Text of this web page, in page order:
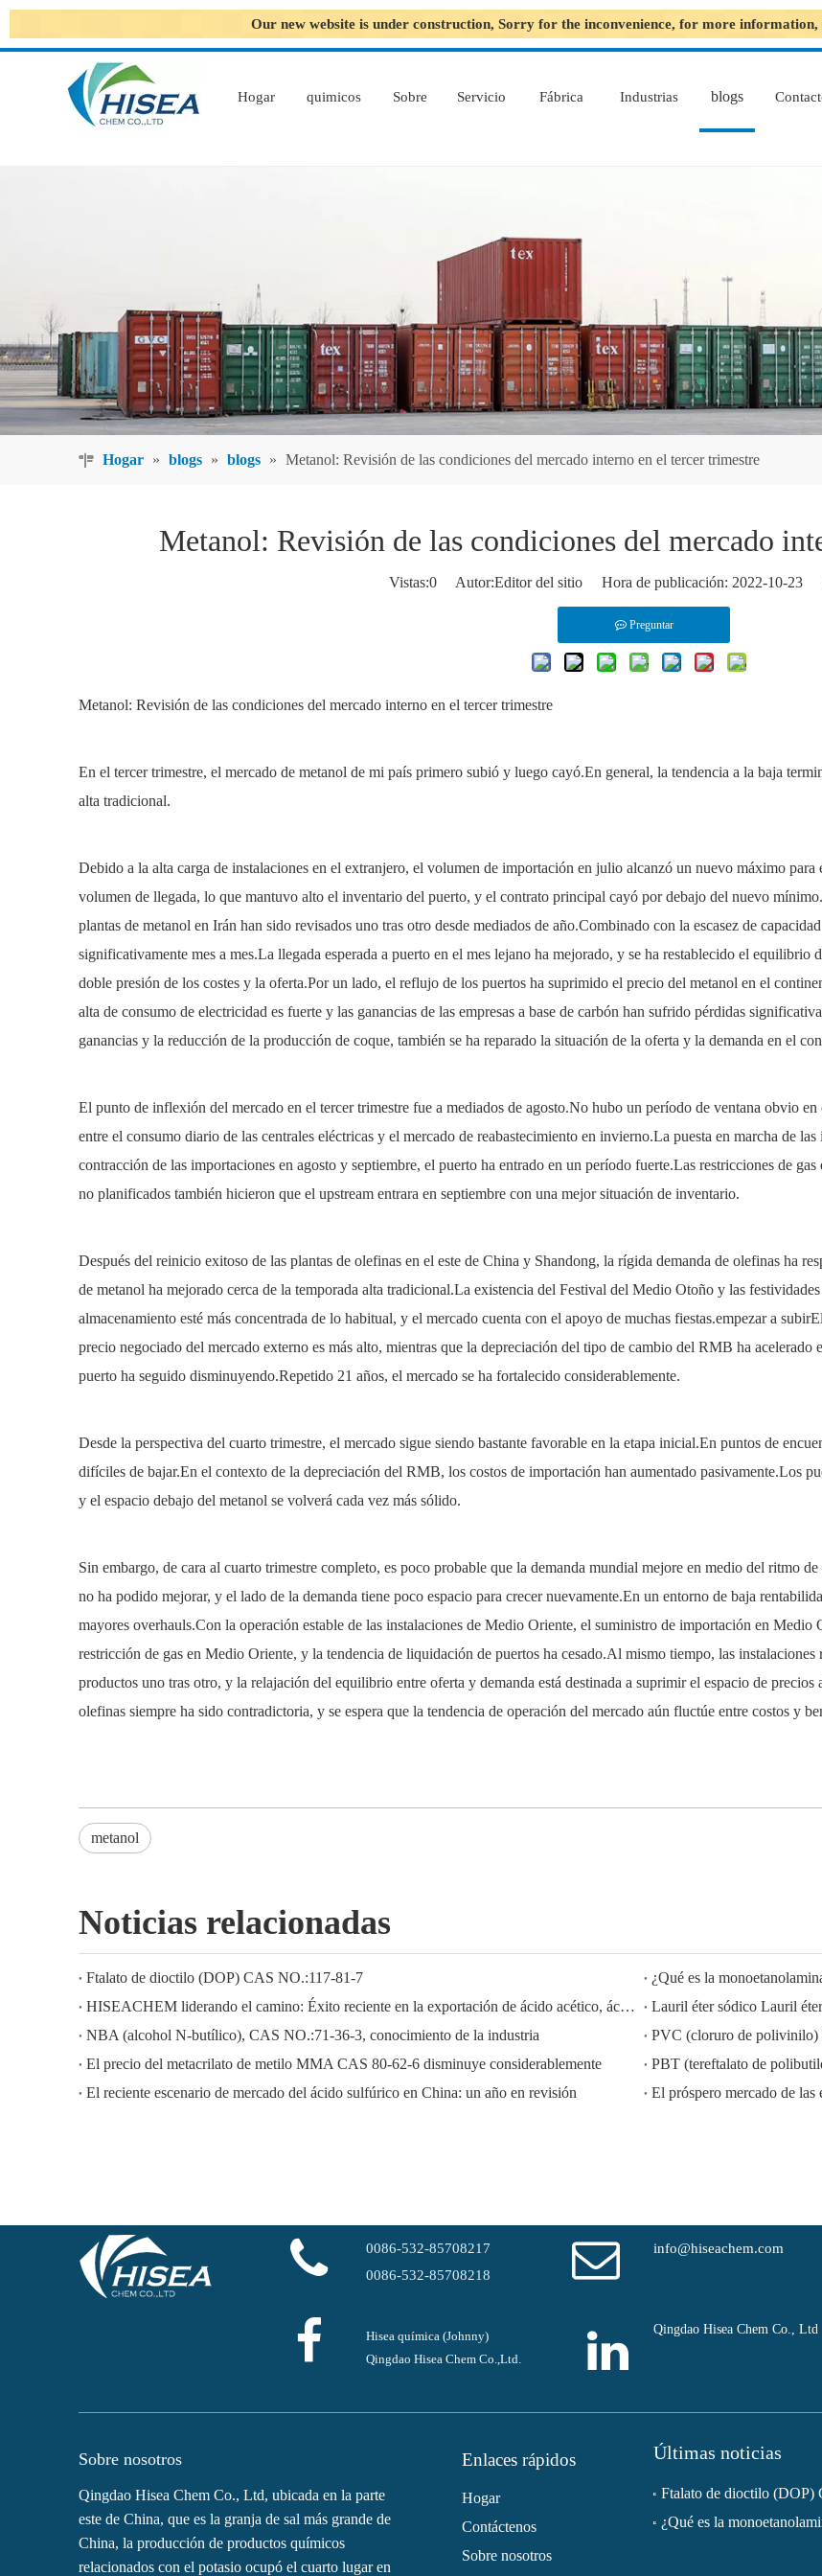
Our new website is under construction, Sorry for the inconvenience, for more information,
Hogar quimicos Sobre Servicio Fábrica Industrias blogs
Hogar » blogs » blogs » Metanol: Revisión de las condiciones del mercado interno en el tercer trimestre
Metanol: Revisión de las condiciones del mercado
Vistas:0Autor:Editor del sitio Hora de publicación: 2022-10-23
Preguntar
Metanol: Revisión de las condiciones del mercado interno en el tercer trimestre
En el tercer trimestre, el mercado de metanol de mi país primero subió y luego cayó.En general, la tendencia a la baja
alta tradicional.
Debido a la alta carga de instalaciones en el extranjero, el volumen de importación en julio alcanzó un nuevo máximo
volumen de llegada, lo que mantuvo alto el inventario del puerto, y el contrato principal cayó por debajo del nuevo
plantas de metanol en Irán han sido revisados ​​uno tras otro desde mediados de año.Combinado con la escasez de
significativamente mes a mes.La llegada esperada a puerto en el mes lejano ha mejorado, y se ha restablecido el equilibrio
doble presión de los costes y la oferta.Por un lado, el reflujo de los puertos ha suprimido el precio del metanol en el
alta de consumo de electricidad es fuerte y las ganancias de las empresas a base de carbón han sufrido pérdidas
ganancias y la reducción de la producción de coque, también se ha reparado la situación de la oferta y la demanda en el
El punto de inflexión del mercado en el tercer trimestre fue a mediados de agosto.No hubo un período de ventana obvio
entre el consumo diario de las centrales eléctricas y el mercado de reabastecimiento en invierno.La puesta en marcha de
contracción de las importaciones en agosto y septiembre, el puerto ha entrado en un período fuerte.Las restricciones de
no planificados también hicieron que el upstream entrara en septiembre con una mejor situación de inventario.
Después del reinicio exitoso de las plantas de olefinas en el este de China y Shandong, la rígida demanda de olefinas ha
de metanol ha mejorado cerca de la temporada alta tradicional.La existencia del Festival del Medio Otoño y las
almacenamiento esté más concentrada de lo habitual, y el mercado cuenta con el apoyo de muchas fiestas.empezar a
precio negociado del mercado externo es más alto, mientras que la depreciación del tipo de cambio del RMB ha
puerto ha seguido disminuyendo.Repetido 21 años, el mercado se ha fortalecido considerablemente.
Desde la perspectiva del cuarto trimestre, el mercado sigue siendo bastante favorable en la etapa inicial.En puntos de
difíciles de bajar.En el contexto de la depreciación del RMB, los costos de importación han aumentado pasivamente.Los
y el espacio debajo del metanol se volverá cada vez más sólido.
Sin embargo, de cara al cuarto trimestre completo, es poco probable que la demanda mundial mejore en medio del ritmo
no ha podido mejorar, y el lado de la demanda tiene poco espacio para crecer nuevamente.En un entorno de baja
mayores overhauls.Con la operación estable de las instalaciones de Medio Oriente, el suministro de importación en Medio
restricción de gas en Medio Oriente, y la tendencia de liquidación de puertos ha cesado.Al mismo tiempo, las
productos uno tras otro, y la relajación del equilibrio entre oferta y demanda está destinada a suprimir el espacio de
olefinas siempre ha sido contradictoria, y se espera que la tendencia de operación del mercado aún fluctúe entre costos y
metanol
Noticias relacionadas
Ftalato de dioctilo (DOP) CAS NO.:117-81-7
¿Qué es la
HISEACHEM liderando el camino: Éxito reciente en la exportación de ácido acético, ácido oxálico, ácido sulfúrico, ácido nítrico, soda cáustica, álcali líquido y metabisulfito de sodio de China
NBA (alcohol N-butílico), CAS NO.:71-36-3, conocimiento de la industria
PVC (cloruro de
El precio del metacrilato de metilo MMA CAS 80-62-6 disminuye considerablemente
PBT (tereftalato de
El reciente escenario de mercado del ácido sulfúrico en China: un año en revisión
0086-532-85708217
0086-532-85708218
info@hiseachem.com
Hisea química (Johnny)
Qingdao Hisea Chem Co.,Ltd.
Qingdao Hisea Chem Co., Ltd
Sobre nosotros
Qingdao Hisea Chem Co., Ltd, ubicada en la parte
este de China, que es la granja de sal más grande de
China, la producción de productos químicos
relacionados con el potasio ocupó el cuarto lugar en
Enlaces rápidos
Hogar
Contáctenos
Sobre nosotros
Últimas noticias
¿Qué es la